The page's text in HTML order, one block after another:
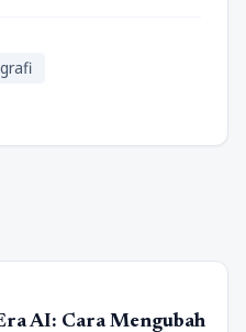
AI: Cara Mengubah